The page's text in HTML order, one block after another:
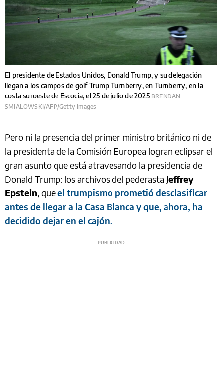
El presidente de Estados Unidos, Donald Trump, y su delegación
llegan a los campos de golf Trump Turnberry, en Turnberry, en la
costa suroeste de Escocia, el 25 de julio de 2025 BRENDAN
SMIALOWSKI/AFP/Getty Images
Pero ni la presencia del primer ministro británico ni de
la presidenta de la Comisión Europea logran eclipsar el
gran asunto que está atravesando la presidencia de
Donald Trump: los archivos del pederasta Jeffrey
Epstein, queel trumpismo prometió desclasificar
antes de llegar a la Casa Blanca y que, ahora, ha
decidido dejar en el cajón.